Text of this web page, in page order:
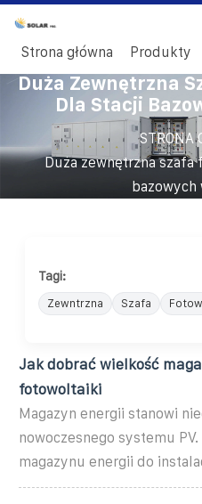
Strona główna Produkty
Duża Zewnętrzna
Dla Stacji
STRONA
Duża zewnętrzna
bazowych
Tagi:
Zewntrzna Szafa
Jak dobrać wielkość
fotowoltaiki
Magazyn energii stanowi
nowoczesnego systemu
magazynu energii do